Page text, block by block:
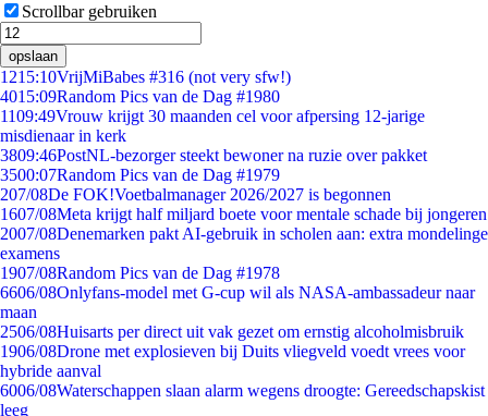
Scrollbar gebruiken
opslaan
1215:10VrijMiBabes #316 (not very sfw!)
4015:09Random Pics van de Dag #1980
1109:49Vrouw krijgt 30 maanden cel voor afpersing 12-jarige
misdienaar in kerk
3809:46PostNL-bezorger steekt bewoner na ruzie over pakket
3500:07Random Pics van de Dag #1979
207/08De FOK!Voetbalmanager 2026/2027 is begonnen
1607/08Meta krijgt half miljard boete voor mentale schade bij jongeren
2007/08Denemarken pakt AI-gebruik in scholen aan: extra mondelinge
examens
1907/08Random Pics van de Dag #1978
6606/08Onlyfans-model met G-cup wil als NASA-ambassadeur naar
maan
2506/08Huisarts per direct uit vak gezet om ernstig alcoholmisbruik
1906/08Drone met explosieven bij Duits vliegveld voedt vrees voor
hybride aanval
6006/08Waterschappen slaan alarm wegens droogte: Gereedschapskist
leeg